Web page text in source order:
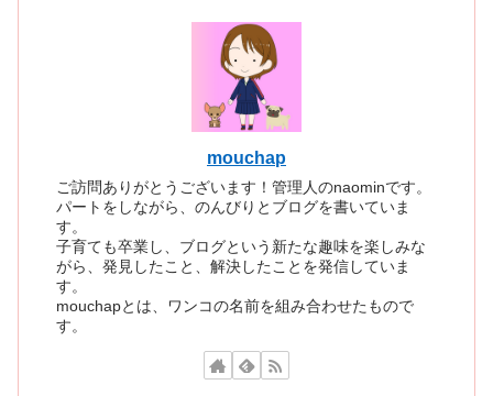
mouchap
ご訪問ありがとうございます！管理人のnaominです。
パートをしながら、のんびりとブログを書いていま
す。
子育ても卒業し、ブログという新たな趣味を楽しみな
がら、発見したこと、解決したことを発信していま
す。
mouchapとは、ワンコの名前を組み合わせたもので
す。